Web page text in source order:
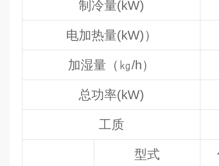
制冷量(kW)
电加热量(kW) ）
加湿量（㎏/h）
总功率(kW)
工质
型式